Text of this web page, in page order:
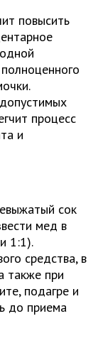
повысить
процесс
и
сок
мед в
1:1).
средства, в
также при
подагре и
до приема